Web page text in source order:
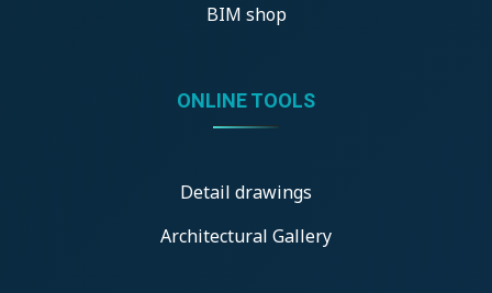
BIM shop
ONLINE TOOLS
Detail drawings
Architectural Gallery